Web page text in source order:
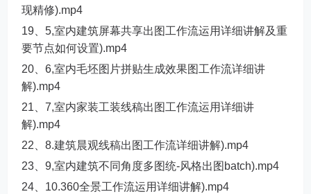
现精修).mp4
19、5,室内建筑屏幕共享出图工作流运用详细讲解及重
要节点如何设置).mp4
20、6,室内毛坯图片拼贴生成效果图工作流详细讲
解).mp4
21、7,室内家装工装线稿出图工作流运用详细讲
解).mp4
22、8.建筑晨观线稿出图工作流详细讲解).mp4
23、9,室内建筑不同角度多图统-风格出图batch).mp4
24、10.360全景工作流运用详细讲解).mp4